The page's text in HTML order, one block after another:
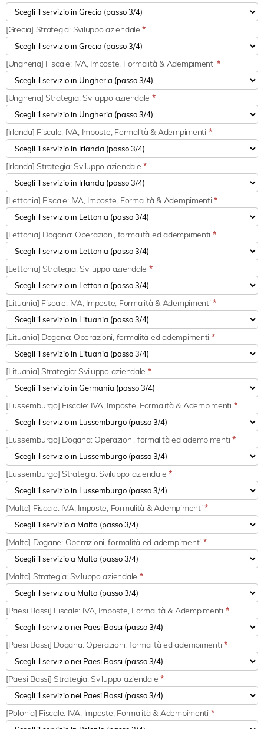
[Grecia] Strategia: Sviluppo aziendale*
[Ungheria] Fiscale: IVA, Imposte, Formalità & Adempimenti*
[Ungheria] Strategia: Sviluppo aziendale *
[Irlanda] Fiscale: IVA, Imposte, Formalità & Adempimenti *
[Irlanda] Strategia: Sviluppo aziendale*
[Lettonia] Fiscale: IVA, Imposte, Formalità & Adempimenti*
[Lettonia] Dogana: Operazioni, formalità ed adempimenti *
[Lettonia] Strategia: Sviluppo aziendale *
[Lituania] Fiscale: IVA, Imposte, Formalità & Adempimenti*
[Lituania] Dogana: Operazioni, formalità ed adempimenti *
[Lituania] Strategia: Sviluppo aziendale *
[Lussemburgo] Fiscale: IVA, Imposte, Formalità & Adempimenti *
[Lussemburgo] Dogana: Operazioni, formalità ed adempimenti*
[Lussemburgo] Strategia: Sviluppo aziendale*
[Malta] Fiscale: IVA, Imposte, Formalità & Adempimenti*
[Malta] Dogane: Operazioni, formalità ed adempimenti *
[Malta] Strategia: Sviluppo aziendale *
[Paesi Bassi] Fiscale: IVA, Imposte, Formalità & Adempimenti *
[Paesi Bassi] Dogana: Operazioni, formalità ed adempimenti*
[Paesi Bassi] Strategia: Sviluppo aziendale*
[Polonia] Fiscale: IVA, Imposte, Formalità & Adempimenti *